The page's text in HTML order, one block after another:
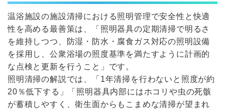
温浴施設の施設清掃における照明管理で安全性と快適
性を高める最善策は、「照明器具の定期清掃で明るさ
を維持しつつ、防湿・防水・腐食ガス対応の照明設備
を採用し、公衆浴場の照度基準を満たすように計画的
な点検と更新を行うこと」です。
照明清掃の解説では、「1年清掃を行わないと照度が約
20％低下する」「照明器具内部にはホコリや虫の死骸
が蓄積しやすく、衛生面からもこまめな清掃が望まれ